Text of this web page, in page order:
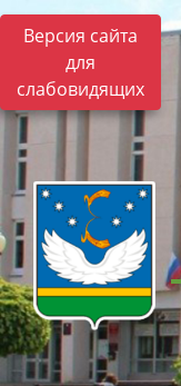
Версия сайта
для
слабовидящих